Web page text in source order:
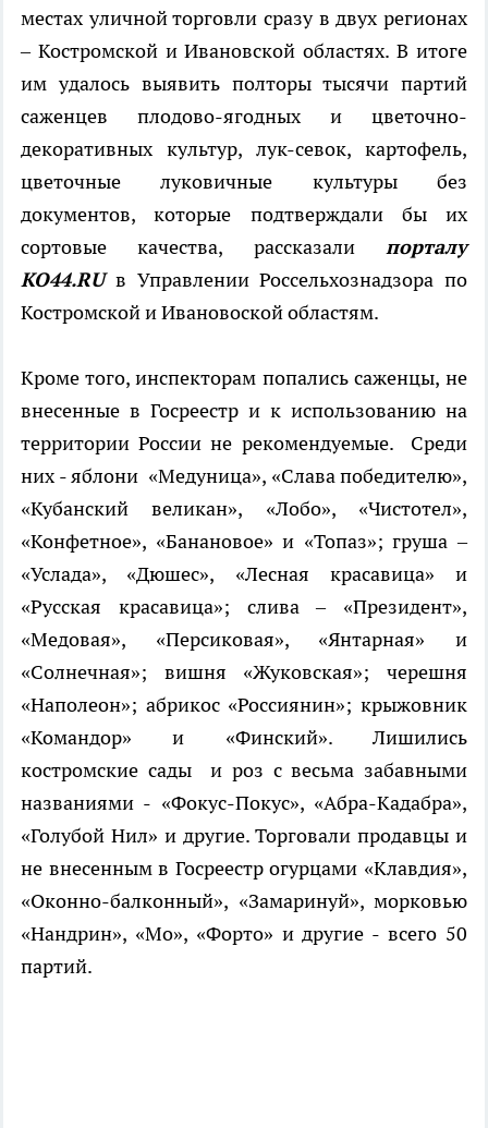
местах уличной торговли сразу в двух регионах
– Костромской и Ивановской областях. В итоге
им удалось выявить полторы тысячи партий
саженцев плодово-ягодных и цветочно-
декоративных культур, лук-севок, картофель,
цветочные луковичные культуры без
документов, которые подтверждали бы их
сортовые качества, рассказали порталу
КО44.RUв Управлении Россельхознадзора по
Костромской и Ивановоской областям.
Кроме того, инспекторам попались саженцы, не
внесенные в Госреестр и к использованию на
территории России не рекомендуемые. Среди
них - яблони «Медуница», «Слава победителю»,
«Кубанский великан», «Лобо», «Чистотел»,
«Конфетное», «Банановое» и «Топаз»; груша –
«Услада», «Дюшес», «Лесная красавица» и
«Русская красавица»; слива – «Президент»,
«Медовая», «Персиковая», «Янтарная» и
«Солнечная»; вишня «Жуковская»; черешня
«Наполеон»; абрикос «Россиянин»; крыжовник
«Командор» и «Финский». Лишились
костромские сады и роз с весьма забавными
названиями - «Фокус-Покус», «Абра-Кадабра»,
«Голубой Нил» и другие. Торговали продавцы и
не внесенным в Госреестр огурцами «Клавдия»,
«Оконно-балконный», «Замаринуй», морковью
«Нандрин», «Мо», «Форто» и другие - всего 50
партий.